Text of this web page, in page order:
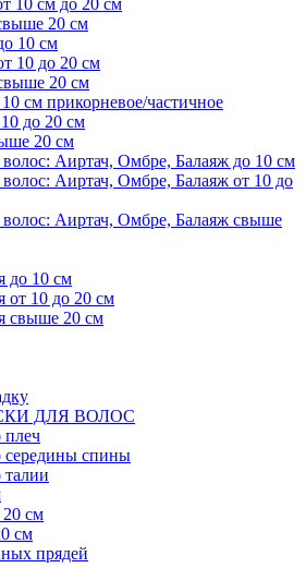
10 см до 20 см
20 см
10 см
10 до 20 см
20 см
см прикорневое/частичное
до 20 см
20 см
Аиртач, Омбре, Балаяж до 10 см
Аиртач, Омбре, Балаяж от 10 до
Аиртач, Омбре, Балаяж свыше
до 10 см
от 10 до 20 см
свыше 20 см
ДЛЯ ВОЛОС
плеч
середины спины
20 см
см
прядей